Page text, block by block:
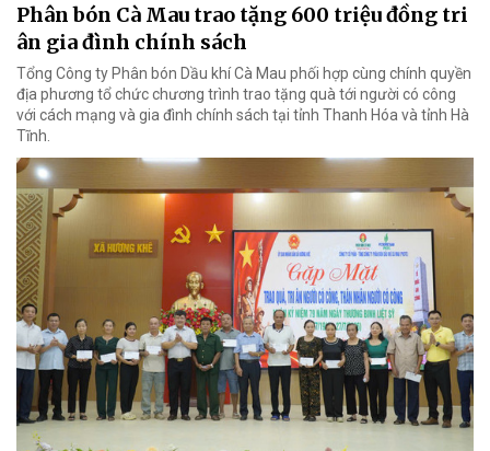
Phân bón Cà Mau trao tặng 600 triệu đồng tri
ân gia đình chính sách
Tổng Công ty Phân bón Dầu khí Cà Mau phối hợp cùng chính quyền
địa phương tổ chức chương trình trao tặng quà tới người có công
với cách mạng và gia đình chính sách tại tỉnh Thanh Hóa và tỉnh Hà
Tĩnh.